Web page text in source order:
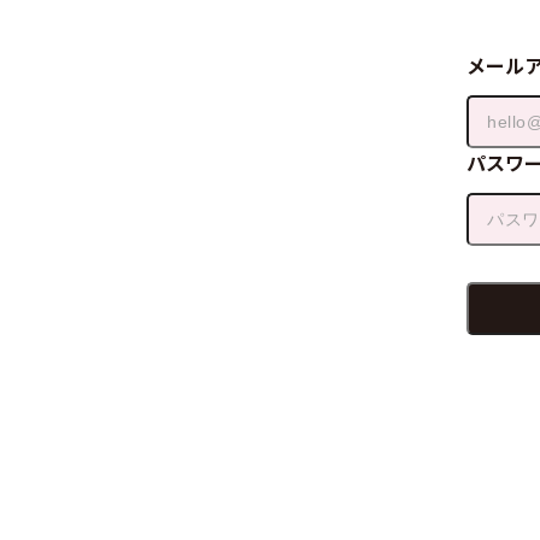
メール
パスワ